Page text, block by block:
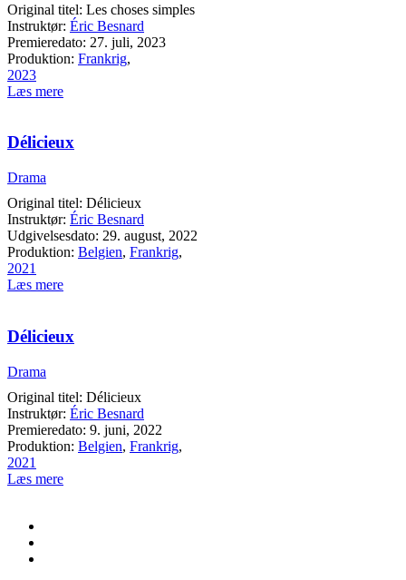
Original titel: Les choses simples
Instruktør: Éric Besnard
Premieredato: 27. juli, 2023
Produktion: Frankrig,
2023
Læs mere
Délicieux
Drama
Original titel: Délicieux
Instruktør: Éric Besnard
Udgivelsesdato: 29. august, 2022
Produktion: Belgien, Frankrig,
2021
Læs mere
Délicieux
Drama
Original titel: Délicieux
Instruktør: Éric Besnard
Premieredato: 9. juni, 2022
Produktion: Belgien, Frankrig,
2021
Læs mere